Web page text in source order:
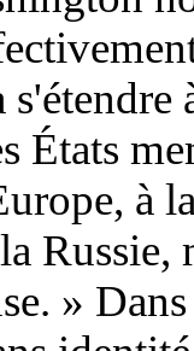
États
à
Russie,
» Dans